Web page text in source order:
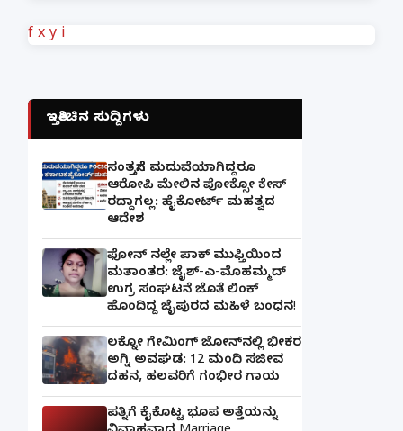
f x y i
ಇತ್ತೀಚಿನ ಸುದ್ದಿಗಳು
ಸಂತ್ರಸ್ತೆಗೆ ಮದುವೆಯಾಗಿದ್ದರೂ
ಆರೋಪಿ ಮೇಲಿನ ಪೋಕ್ಸೋ ಕೇಸ್
ರದ್ದಾಗಲ್ಲ: ಹೈಕೋರ್ಟ್ ಮಹತ್ವದ
ಆದೇಶ
ಫೋನ್ ನಲ್ಲೇ ಪಾಕ್ ಮುಫ್ತಿಯಿಂದ
ಮತಾಂತರ: ಜೈಶ್-ಎ-ಮೊಹಮ್ಮದ್
ಉಗ್ರ ಸಂಘಟನೆ ಜೊತೆ ಲಿಂಕ್
ಹೊಂದಿದ್ದ ಜೈಪುರದ ಮಹಿಳೆ ಬಂಧನ!
ಲಕ್ನೋ ಗೇಮಿಂಗ್ ಜೋನ್‌ನಲ್ಲಿ ಭೀಕರ
ಅಗ್ನಿ ಅವಘಡ: 12 ಮಂದಿ ಸಜೀವ
ದಹನ, ಹಲವರಿಗೆ ಗಂಭೀರ ಗಾಯ
ಪತ್ನಿಗೆ ಕೈಕೊಟ್ಟ ಭೂಪ ಅತ್ತೆಯನ್ನು